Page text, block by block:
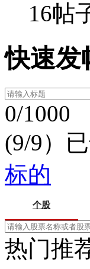
16帖
快速发
0/1000
(9/9）
标的
个股
热门推